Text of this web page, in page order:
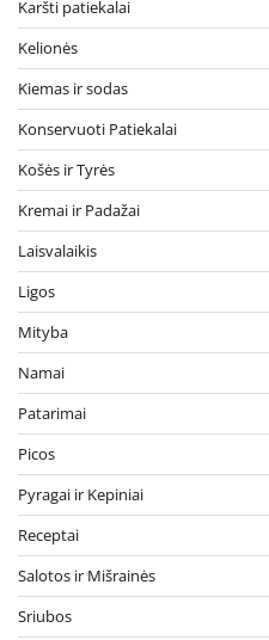
Karšti patiekalai
Kelionės
Kiemas ir sodas
Konservuoti Patiekalai
Košės ir Tyrės
Kremai ir Padažai
Laisvalaikis
Ligos
Mityba
Namai
Patarimai
Picos
Pyragai ir Kepiniai
Receptai
Salotos ir Mišrainės
Sriubos